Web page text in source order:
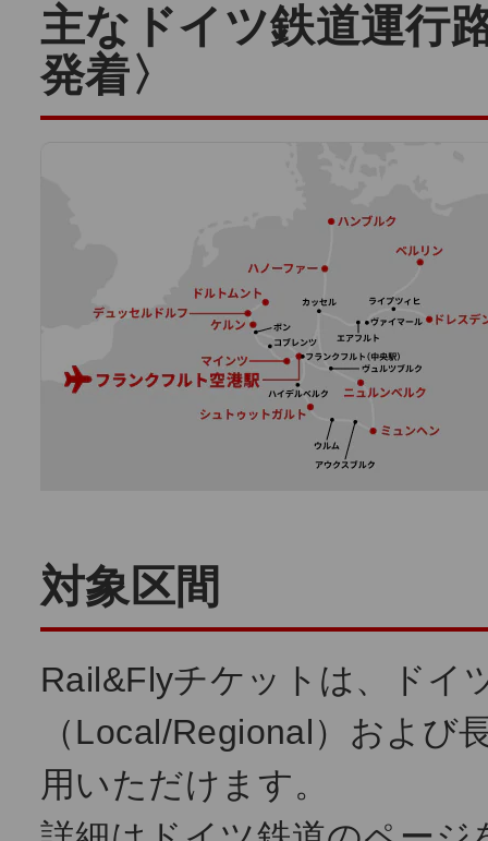
主なドイツ鉄道運行
発着〉
対象区間
Rail&Flyチケットは、ドイ
（Local/Regional）および
用いただけます。